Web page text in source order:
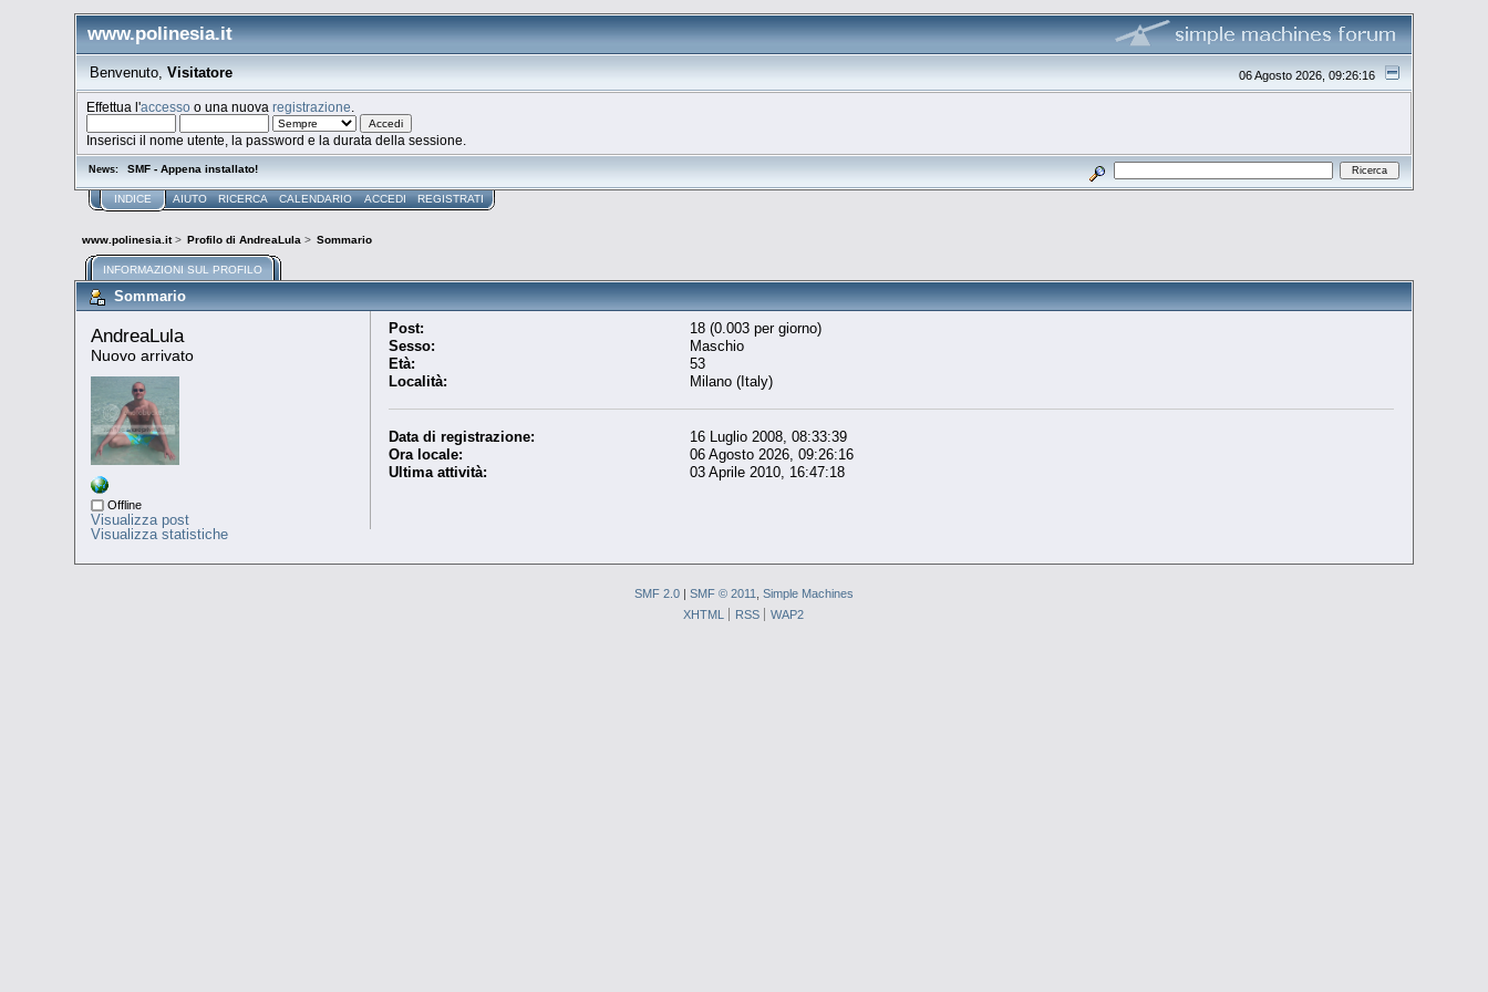
www.polinesia.it
06 Agosto 2026, 09:26:16
Benvenuto, Visitatore
Effettua l'accesso o una nuovaregistrazione
Inserisci il nome utente, la password e la durata della sessione.
News: SMF - Appena installato!
INDICE AIUTO RICERCA CALENDARIO ACCEDI REGISTRATI
www.polinesia.it> Profilo di AndreaLula> Sommario
INFORMAZIONI SUL PROFILO
Sommario
AndreaLula
Nuovo arrivato
Offline
Visualizza post
Visualizza statistiche
Post:
18 (0.003 per giorno)
Sesso:
Maschio
Età:
53
Località:
Milano (Italy)
Data di registrazione:
16 Luglio 2008, 08:33:39
Ora locale:
06 Agosto 2026, 09:26:16
Ultima attività:
03 Aprile 2010, 16:47:18
SMF 2.0 | SMF © 2011
Simple Machines
XHTML
RSS WAP2